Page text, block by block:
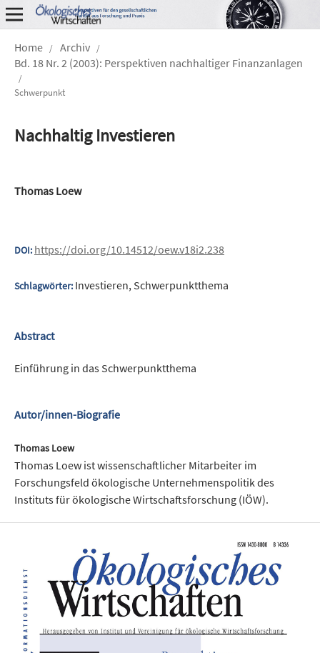
Home / Archiv /
Bd. 18 Nr. 2 (2003): Perspektiven nachhaltiger Finanzanlagen
/
Schwerpunkt
Nachhaltig Investieren
Thomas Loew
DOI: https://doi.org/10.14512/oew.v18i2.238
Schlagwörter: Investieren, Schwerpunktthema
Abstract
Einführung in das Schwerpunktthema
Autor/innen-Biografie
Thomas Loew
Thomas Loew ist wissenschaftlicher Mitarbeiter im
Forschungsfeld ökologische Unternehmenspolitik des
Instituts für ökologische Wirtschaftsforschung (IÖW).